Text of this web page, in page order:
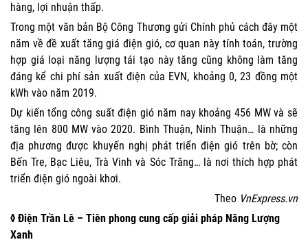
hàng, lợi nhuận thấp.
Trong một văn bản Bộ Công Thương gửi Chính phủ cách đây một
năm về đề xuất tăng giá điện gió, cơ quan này tính toán, trường
hợp giá loại năng lượng tái tạo này tăng cũng không làm tăng
đáng kể chi phí sản xuất điện của EVN, khoảng 0, 23 đồng một
kWh vào năm 2019.
Dự kiến tổng công suất điện gió năm nay khoảng 456 MW và sẽ
tăng lên 800 MW vào 2020. Bình Thuận, Ninh Thuận… là những
địa phương được khuyến nghị phát triển điện gió trên bờ; còn
Bến Tre, Bạc Liêu, Trà Vinh và Sóc Trăng… là nơi thích hợp phát
triển điện gió ngoài khơi.
Theo VnExpress.vn
◊ Điện Trần Lê – Tiên phong cung cấp giải pháp Năng Lượng
Xanh